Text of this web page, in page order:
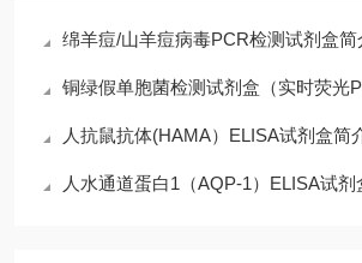
绵羊痘/山羊痘病毒PCR检测试剂盒简
铜绿假单胞菌检测试剂盒（实时荧光
人抗鼠抗体(HAMA）ELISA试剂盒简
人水通道蛋白1（AQP-1）ELISA试剂